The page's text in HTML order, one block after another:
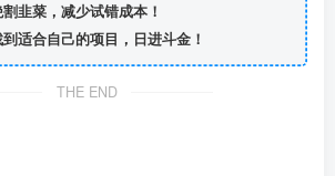
韭菜，减少试错成本！
适合自己的项目，日进斗金！
THE END